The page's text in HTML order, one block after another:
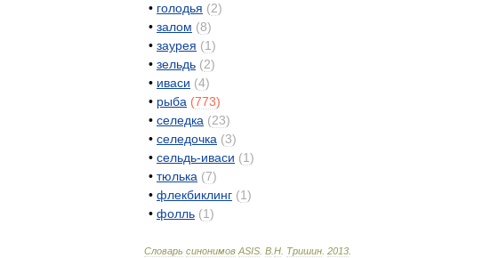
• голодья (2)
• залом (8)
• заурея (1)
• зельдь (2)
• иваси (4)
• рыба (773)
• селедка (23)
• селедочка (3)
• сельдь-иваси (1)
• тюлька (7)
• флекбиклинг (1)
• фолль (1)
Словарь синонимов ASIS В Н Тришин 2013